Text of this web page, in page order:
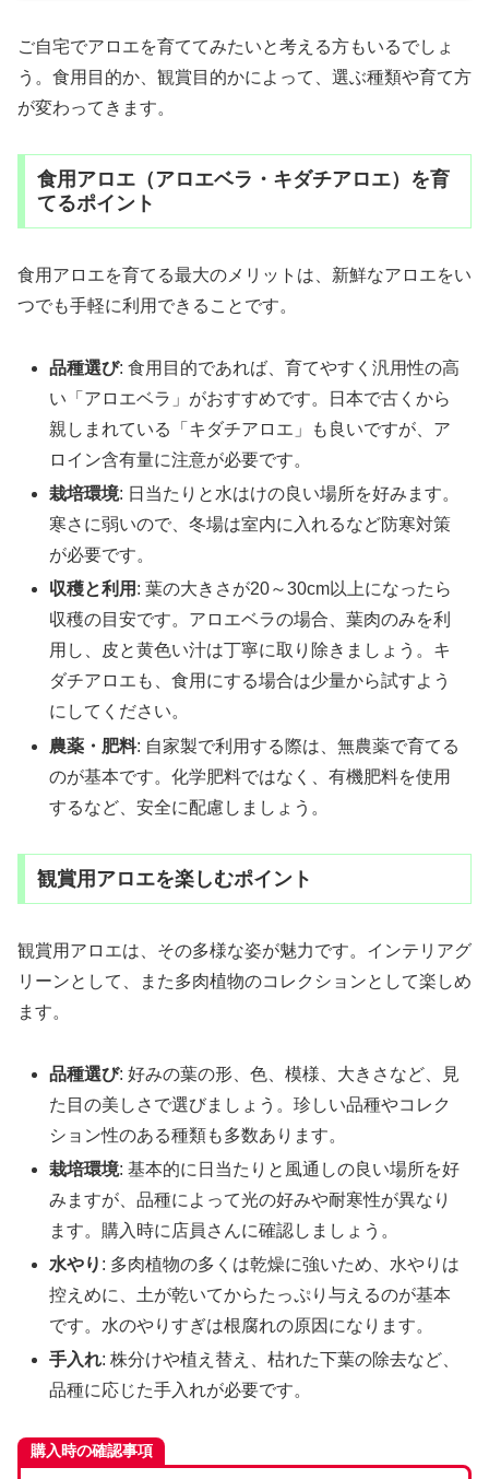
ご自宅でアロエを育ててみたいと考える方もいるでしょ
う。食用目的か、観賞目的かによって、選ぶ種類や育て方
が変わってきます。
食用アロエ（アロエベラ・キダチアロエ）を育
てるポイント
食用アロエを育てる最大のメリットは、新鮮なアロエをい
つでも手軽に利用できることです。
品種選び: 食用目的であれば、育てやすく汎用性の高
い「アロエベラ」がおすすめです。日本で古くから
親しまれている「キダチアロエ」も良いですが、ア
ロイン含有量に注意が必要です。
栽培環境: 日当たりと水はけの良い場所を好みます。
寒さに弱いので、冬場は室内に入れるなど防寒対策
が必要です。
収穫と利用 : 葉の大きさが20～30cm以上になったら
収穫の目安です。アロエベラの場合、葉肉のみを利
用し、皮と黄色い汁は丁寧に取り除きましょう。キ
ダチアロエも、食用にする場合は少量から試すよう
にしてください。
農薬・肥料: 自家製で利用する際は、無農薬で育てる
のが基本です。化学肥料ではなく、有機肥料を使用
するなど、安全に配慮しましょう。
観賞用アロエを楽しむポイント
観賞用アロエは、その多様な姿が魅力です。インテリアグ
リーンとして、また多肉植物のコレクションとして楽しめ
ます。
品種選び: 好みの葉の形、色、模様、大きさなど、見
た目の美しさで選びましょう。珍しい品種やコレク
ション性のある種類も多数あります。
栽培環境: 基本的に日当たりと風通しの良い場所を好
みますが、品種によって光の好みや耐寒性が異なり
ます。購入時に店員さんに確認しましょう。
水やり : 多肉植物の多くは乾燥に強いため、水やりは
控えめに、土が乾いてからたっぷり与えるのが基本
です。水のやりすぎは根腐れの原因になります。
手入れ: 株分けや植え替え、枯れた下葉の除去など、
品種に応じた手入れが必要です。
購入時の確認事項